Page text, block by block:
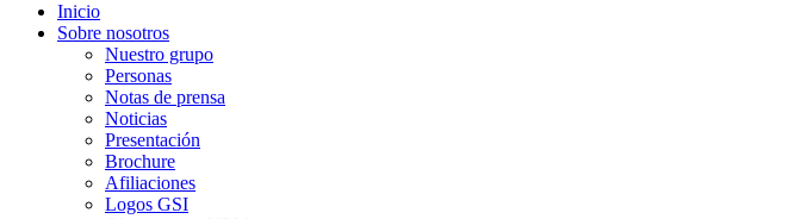
Inicio
Sobre nosotros
Nuestro grupo
Personas
Notas de prensa
Noticias
Presentación
Brochure
Afiliaciones
Logos GSI